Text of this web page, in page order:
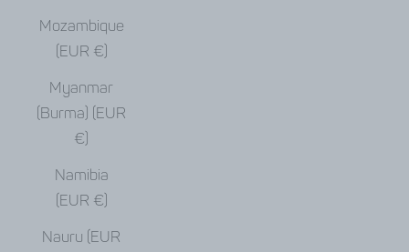
Mozambique
(EUR €)
Myanmar
(Burma) (EUR
€)
Namibia
(EUR €)
Nauru (EUR